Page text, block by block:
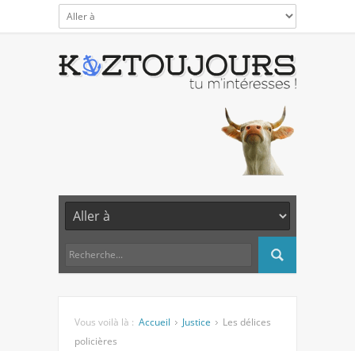
Vous voilà là : Accueil Justice
Les délices
policières